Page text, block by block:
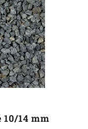
14 mm